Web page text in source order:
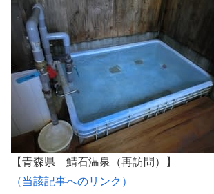
【青森県 鯖石温泉（再訪問）】
（当該記事へのリンク）